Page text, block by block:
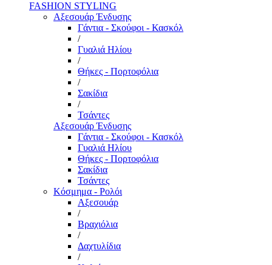
FASHION STYLING
Αξεσουάρ Ένδυσης
Γάντια - Σκούφοι - Κασκόλ
/
Γυαλιά Ηλίου
/
Θήκες - Πορτοφόλια
/
Σακίδια
/
Τσάντες
Αξεσουάρ Ένδυσης
Γάντια - Σκούφοι - Κασκόλ
Γυαλιά Ηλίου
Θήκες - Πορτοφόλια
Σακίδια
Τσάντες
Κόσμημα - Ρολόι
Αξεσουάρ
/
Βραχιόλια
/
Δαχτυλίδια
/